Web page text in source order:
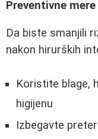
Preventivne mere
Da biste smanjili
nakon hirurških
Koristite blage,
higijenu
Izbegavte